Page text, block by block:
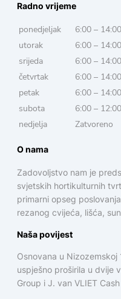
Radno vrijeme
ponedjeljak
6:00 –
utorak
6:00 –
srijeda
6:00 –
četvrtak
6:00 –
petak
6:00 –
subota
6:00 –
nedjelja
Zatvoreno
O nama
Zadovoljstvo nam je
svjetskih hortikulturnih
primarni opseg
rezanog cvijeća, lišća,
Naša povijest
Osnovana u
uspješno proširila u dvije
Group i J. van VLIET